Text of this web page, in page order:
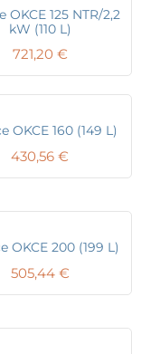
OKCE 125 NTR/2,2
kW (110 L)
721,20 €
OKCE 160 (149 L)
430,56 €
OKCE 200 (199 L)
505,44 €